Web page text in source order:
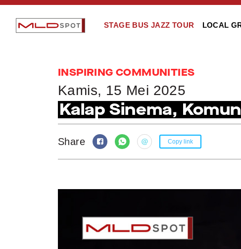
STAGE BUS JAZZ TOUR LOCAL
INSPIRING COMMUNITIES
Kamis, 15 Mei 2025
Kalap Sinema,
Share Copy link